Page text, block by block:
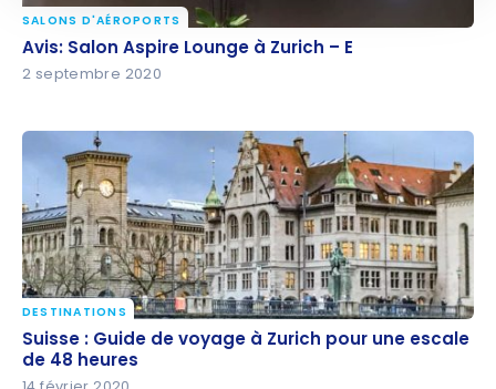
Avis: Salon Aspire Lounge à Zurich – E
SALONS D'AÉROPORTS
Avis: Salon Aspire Lounge à Zurich – E
2 septembre 2020
Suisse : Guide de voyage à Zurich pour une escale
de 48 heures
DESTINATIONS
Suisse : Guide de voyage à Zurich pour une escale
de 48 heures